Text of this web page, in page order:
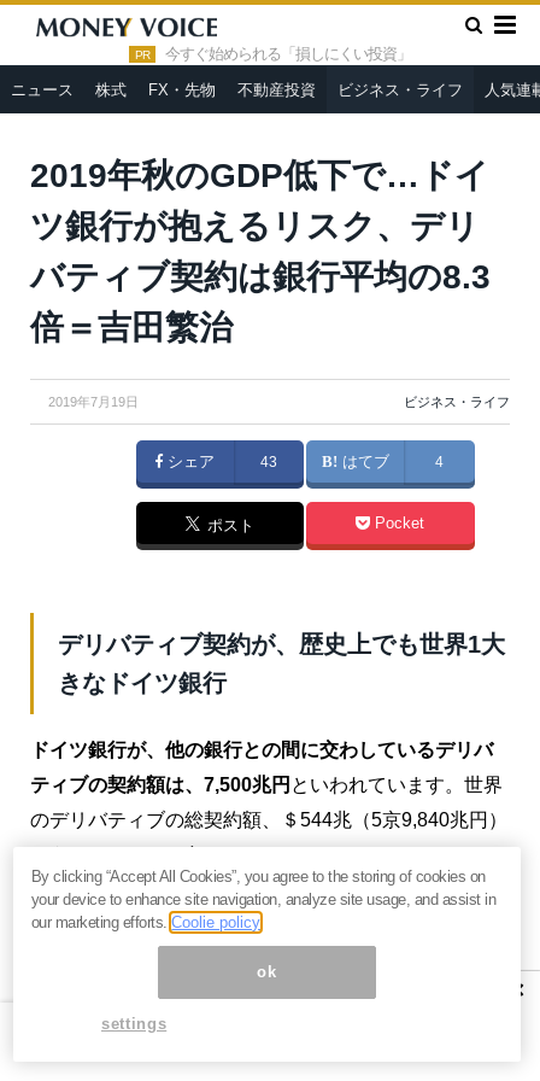
PR 今すぐ始められる「損しにくい投資」
ニュース 株式 FX・先物 不動産投資 ビジネス・ライフ 人気連
HOME » ビジネス・ライフ
2019年秋のGDP低下で…ドイツ
銀行が抱えるリスク、デリバティブ契約は銀行平均の8.3倍＝吉田繁
2019年秋のGDP低下で…ドイ
ツ銀行が抱えるリスク、デリ
バティブ契約は銀行平均の8.3
倍＝吉田繁治
2019年7月19日 ビジネス・ライフ
シェア 43 はてブ 4
ポスト Pocket
デリバティブ契約が、歴史上でも世界1大
きなドイツ銀行
ドイツ銀行が、他の銀行との間に交わしているデリバ
ティブの契約額は、7,500兆円 といわれています。世界
のデリバティブの総契約額、＄544兆（5京9,840兆円）
（注）7,500兆円の負債というわけではありませんの
で、念のために。7,500兆円は、デリバティブをかける
対象（原資産）となるマネーの契約の増額です。
×
By clicking “Accept All Cookies”, you agree to the storing of cookies on
your device to enhance site navigation, analyze site usage, and assist in
our marketing efforts.Coolie policy
ok
settings